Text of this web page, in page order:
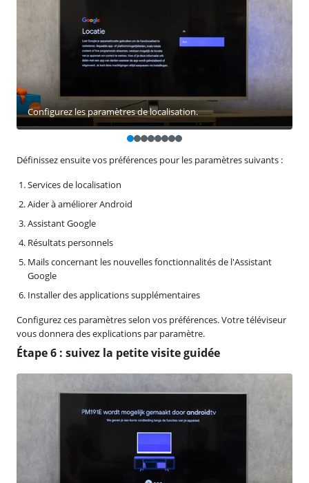
Définissez ensuite vos préférences pour les paramètres suivants :
Services de localisation
Aider à améliorer Android
Assistant Google
Résultats personnels
Mails concernant les nouvelles fonctionnalités de l'Assistant
Google
Installer des applications supplémentaires
Configurez ces paramètres selon vos préférences. Votre téléviseur
vous donnera des explications par paramètre.
Configurez les paramètres de localisation.
Étape 6 : suivez la petite visite guidée